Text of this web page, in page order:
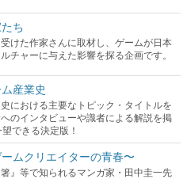
ち
けた作家さんに取材し、ゲームが日本
チャーに与えた影響を探る企画です。
産業史
における主要なトピック・タイトルを
のインタビューや識者による解説を掲
できる決定版！
ムクリエイターの青春〜
箸』等で知られるマンガ家・田中圭一先